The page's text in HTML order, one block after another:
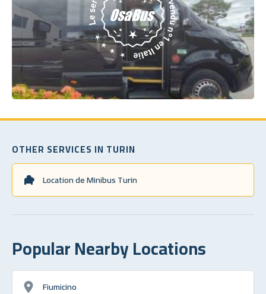
OTHER SERVICES IN TURIN
Location de Minibus Turin
Popular Nearby Locations
Fiumicino